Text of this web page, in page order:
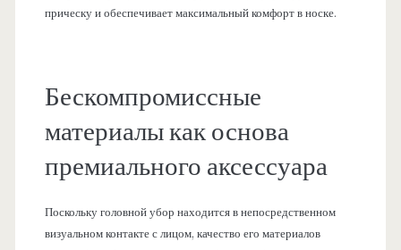
прическу и обеспечивает максимальный комфорт в носке.
Бескомпромиссные
материалы как основа
премиального аксессуара
Поскольку головной убор находится в непосредственном
визуальном контакте с лицом, качество его материалов